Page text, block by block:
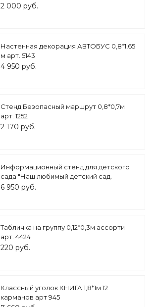
2 000 руб.
Настенная декорация АВТОБУС 0,8*1,65
м арт. 5143
4 950 руб.
Стенд Безопасный маршрут 0,8*0,7м
арт. 1252
2 170 руб.
Информационный стенд для детского
сада "Наш любимый детский сад.
Веселая семья" фигурный 1,15*1,45м 5
6 950 руб.
Табличка на группу 0,12*0,3м ассорти
арт. 4424
220 руб.
Классный уголок КНИГА 1,8*1м 12
карманов арт 945